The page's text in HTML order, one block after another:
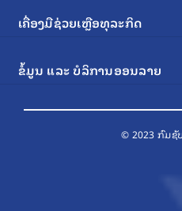
ເຄື່ອງມືຊ່ວຍເຫຼືອທຸລະກິດ
ຂໍ້ມູນ ແລະ ບໍລິການອອນລາຍ
© 2023 ກົມ